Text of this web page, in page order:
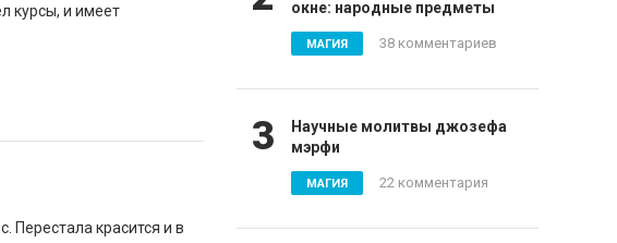
курсы, и имеет
Перестала красится и в
окне: народные предметы
МАГИЯ 38 комментариев
3
Научные молитвы джозефа
мэрфи
МАГИЯ 22 комментария